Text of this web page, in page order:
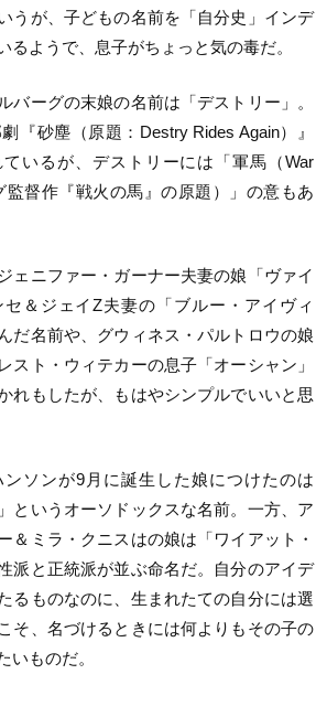
うが、子どもの名前を「自分史」インデ
るようで、息子がちょっと気の毒だ。
バーグの末娘の名前は「デストリー」。
『砂塵（原題：Destry Rides Again）』
いるが、デストリーには「軍馬（War
監督作『戦火の馬』の原題）」の意もあ
ェニファー・ガーナー夫妻の娘「ヴァイ
＆ジェイZ夫妻の「ブルー・アイヴィ
だ名前や、グウィネス・パルトロウの娘
スト・ウィテカーの息子「オーシャン」
れもしたが、もはやシンプルでいいと思
ソンが9月に誕生した娘につけたのは
というオーソドックスな名前。一方、ア
＆ミラ・クニスはの娘は「ワイアット・
派と正統派が並ぶ命名だ。自分のアイデ
るものなのに、生まれたての自分には選
そ、名づけるときには何よりもその子の
いものだ。